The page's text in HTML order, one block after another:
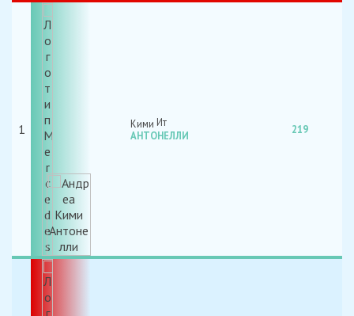
1
Кими
АНТОНЕЛЛИ
219